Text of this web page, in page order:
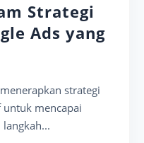
Strategi
Ads yang
strategi
untuk mencapai